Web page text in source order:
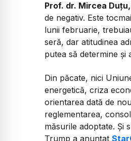
Prof. dr. Mircea
de negativ. Este
lunii februarie,
seră, dar atitudinea
putea să determine și
Din păcate, nici
energetică, criza
orientarea dată de
reglementarea,
măsurile adoptate. Și
Trump a anunțat